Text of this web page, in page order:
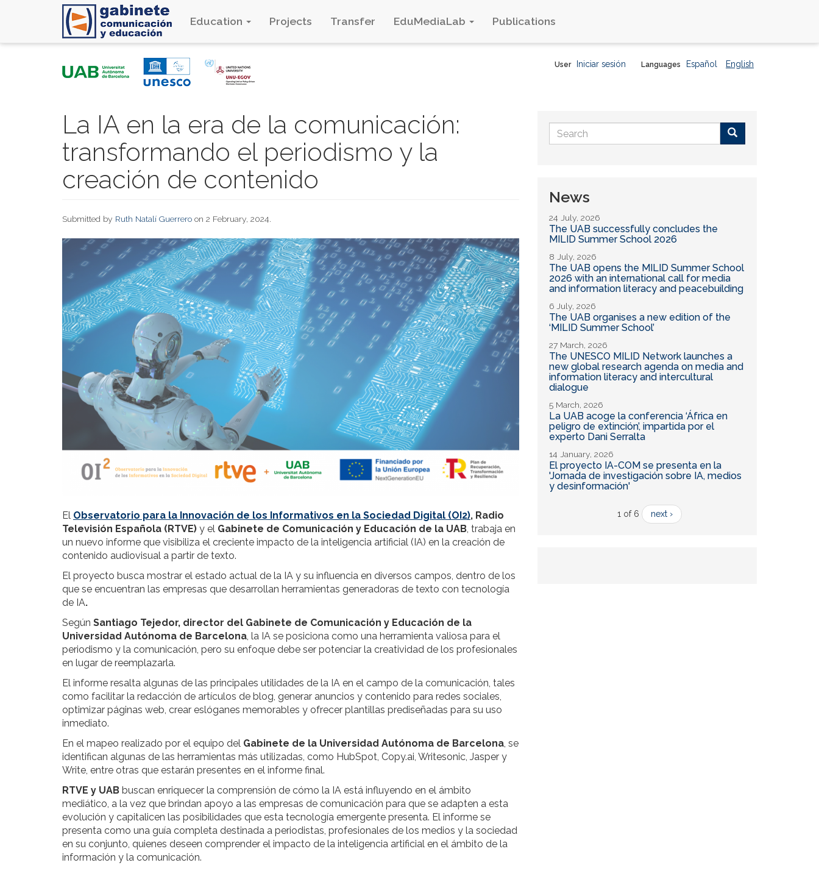
Education Projects Transfer EduMediaLab Publications
Languages Español English
User Iniciar sesión
La IA en la era de la comunicación:
transformando el periodismo y la
creación de contenido
Submitted by Ruth Natalí Guerrero on 2 February, 2024.
El Observatorio para la Innovación de los Informativos en la Sociedad Digital (OI2), Radio
Televisión Española (RTVE) y el Gabinete de Comunicación y Educación de la UAB, trabaja en
un nuevo informe que visibiliza el creciente impacto de la inteligencia artificial (IA) en la creación de
contenido audiovisual a partir de texto.
El proyecto busca mostrar el estado actual de la IA y su influencia en diversos campos, dentro de los
que se encuentran las empresas que desarrollan herramientas generadoras de texto con tecnología
de IA.
Según Santiago Tejedor, director del Gabinete de Comunicación y Educación de la
Universidad Autónoma de Barcelona, la IA se posiciona como una herramienta valiosa para el
periodismo y la comunicación, pero su enfoque debe ser potenciar la creatividad de los profesionales
en lugar de reemplazarla.
El informe resalta algunas de las principales utilidades de la IA en el campo de la comunicación, tales
como facilitar la redacción de artículos de blog, generar anuncios y contenido para redes sociales,
optimizar páginas web, crear eslóganes memorables y ofrecer plantillas prediseñadas para su uso
inmediato.
En el mapeo realizado por el equipo del Gabinete de la Universidad Autónoma de Barcelona, se
identifican algunas de las herramientas más utilizadas, como HubSpot, Copy.ai, Writesonic, Jasper y
Write, entre otras que estarán presentes en el informe final.
RTVE y UAB buscan enriquecer la comprensión de cómo la IA está influyendo en el ámbito
mediático, a la vez que brindan apoyo a las empresas de comunicación para que se adapten a esta
evolución y capitalicen las posibilidades que esta tecnología emergente presenta. El informe se
presenta como una guía completa destinada a periodistas, profesionales de los medios y la sociedad
en su conjunto, quienes deseen comprender el impacto de la inteligencia artificial en el ámbito de la
información y la comunicación.
Search
form
News
24 July, 2026
The UAB successfully concludes the
MILID Summer School 2026
8 July, 2026
The UAB opens the MILID Summer School
2026 with an international call for media
and information literacy and peacebuilding
6 July, 2026
The UAB organises a new edition of the
‘MILID Summer School’
27 March, 2026
The UNESCO MILID Network launches a
new global research agenda on media and
information literacy and intercultural
dialogue
5 March, 2026
La UAB acoge la conferencia ‘África en
peligro de extinción’, impartida por el
experto Dani Serralta
14 January, 2026
El proyecto IA-COM se presenta en la
'Jornada de investigación sobre IA, medios
y desinformación'
1 of 6 next ›